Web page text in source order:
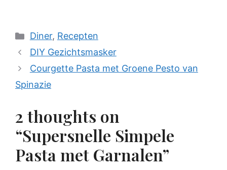
Categories
Diner, Recepten
DIY Gezichtsmasker
Courgette Pasta met Groene Pesto van
Spinazie
2 thoughts on
“Supersnelle Simpele
Pasta met Garnalen”